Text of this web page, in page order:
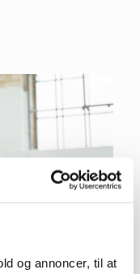
og annoncer, til at